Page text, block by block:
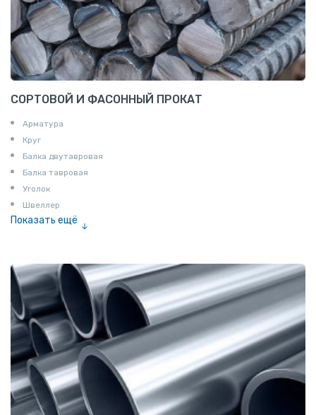
СОРТОВОЙ И ФАСОННЫЙ ПРОКАТ
Арматура
Круг
Балка двутавровая
Балка тавровая
Уголок
Швеллер
Показать ещё
Катанка
Шестигранник
Полособульб
Полукруг
Шпунт Ларсена